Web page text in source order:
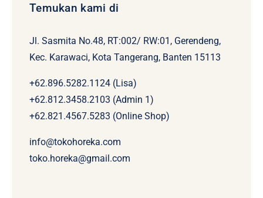
Temukan kami di
Jl. Sasmita No.48, RT:002/ RW:01, Gerendeng,
Kec. Karawaci, Kota Tangerang, Banten 15113
+62.896.5282.1124 (Lisa)
+62.812.3458.2103 (Admin 1)
+62.821.4567.5283 (Online Shop)
info@tokohoreka.com
toko.horeka@gmail.com